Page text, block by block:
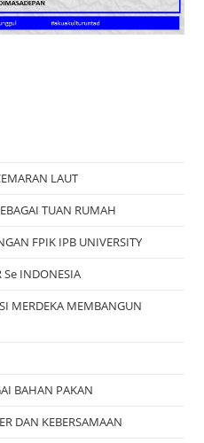
LAUT
TUAN RUMAH
FPIK IPB UNIVERSITY
Se INDONESIA
MERDEKA MEMBANGUN
BAHAN PAKAN
DAN KEBERSAMAAN